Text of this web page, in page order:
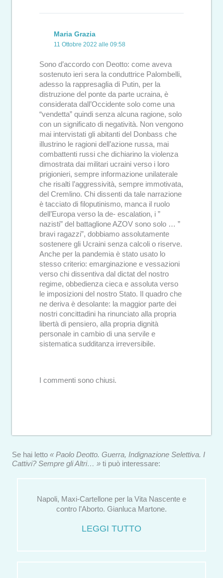
Maria Grazia
11 Ottobre 2022 alle 09:58
Sono d’accordo con Deotto: come aveva
sostenuto ieri sera la conduttrice Palombelli,
adesso la rappresaglia di Putin, per la
distruzione del ponte da parte ucraina, è
considerata dall’Occidente solo come una
“vendetta” quindi senza alcuna ragione, solo
con un significato di negatività. Non vengono
mai intervistati gli abitanti del Donbass che
illustrino le ragioni dell’azione russa, mai
combattenti russi che dichiarino la violenza
dimostrata dai militari ucraini verso i loro
prigionieri, sempre informazione unilaterale
che risalti l’aggressività, sempre immotivata,
del Cremlino. Chi dissenti da tale narrazione
è tacciato di filoputinismo, manca il ruolo
dell’Europa verso la de- escalation, i ”
nazisti” del battaglione AZOV sono solo … ”
bravi ragazzi”, dobbiamo assolutamente
sostenere gli Ucraini senza calcoli o riserve.
Anche per la pandemia è stato usato lo
stesso criterio: emarginazione e vessazioni
verso chi dissentiva dal dictat del nostro
regime, obbedienza cieca e assoluta verso
le imposizioni del nostro Stato. Il quadro che
ne deriva è desolante: la maggior parte dei
nostri concittadini ha rinunciato alla propria
libertà di pensiero, alla propria dignità
personale in cambio di una servile e
sistematica sudditanza irreversibile.
I commenti sono chiusi.
Se hai letto « Paolo Deotto. Guerra, Indignazione Selettiva. I
Cattivi? Sempre gli Altri… » ti può interessare:
Napoli, Maxi-Cartellone per la Vita Nascente e
contro l’Aborto. Gianluca Martone.
LEGGI TUTTO